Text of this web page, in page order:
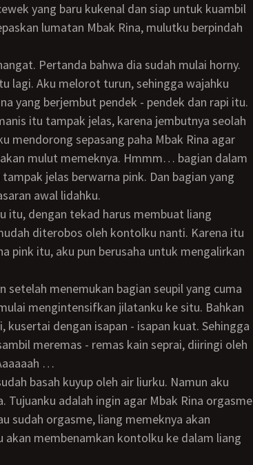
yang baru kukenal dan siap untuk kuambil
lumatan Mbak Rina, mulutku berpindah
Pertanda bahwa dia sudah mulai horny.
yang berjembut pendek - pendek dan rapi itu.
mendorong sepasang paha Mbak Rina agar
mulut memeknya. Hmmm… bagian dalam
jelas berwarna pink. Dan bagian yang
awal lidahku.
diterobos oleh kontolku nanti. Karena itu
pink itu, aku pun berusaha untuk mengalirkan
mengintensifkan jilatanku ke situ. Bahkan
dengan isapan - isapan kuat. Sehingga
meremas - remas kain seprai, diiringi oleh
…
adalah ingin agar Mbak Rina orgasme
sudah orgasme, liang memeknya akan
akan membenamkan kontolku ke dalam liang